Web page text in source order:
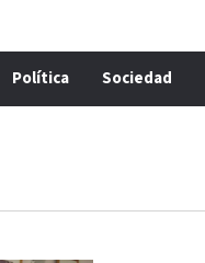
Política Sociedad